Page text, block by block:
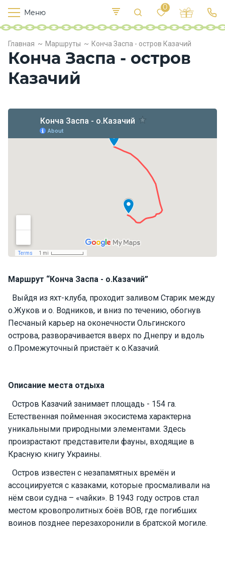
Главная Маршруты Конча Заспа - остров Казачий
Конча Заспа - остров
Казачий
Маршрут “Конча Заспа - о.Казачий”
Выйдя из яхт-клуба, проходит заливом Старик между
о.Жуков и о. Водников, и вниз по течению, обогнув
Песчаный карьер на оконечности Ольгинского
острова, разворачивается вверх по Днепру и вдоль
о.Промежуточный пристаёт к о.Казачий.
Описание места отдыха
Остров Казачий занимает площадь - 154 га.
Естественная пойменная экосистема характерна
уникальными природными элементами. Здесь
произрастают представители фауны, входящие в
Красную книгу Украины.
Остров известен с незапамятных времён и
ассоциируется с казаками, которые просмаливали на
нём свои судна – «чайки». В 1943 году остров стал
местом кровопролитных боёв ВОВ, где погибших
воинов позднее перезахоронили в братской могиле.
Меню
0
Т
е
х
а
с
ы
е
я
х
т
ы
М
т
о
р
ы
е
х
т
ы
К
е
Р
с